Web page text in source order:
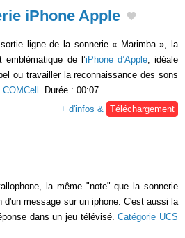
iPhone Apple
ligne de la sonnerie « Marimba », la
emblématique de l’iPhone d’Apple, idéale
ou travailler la reconnaissance des sons
COMCell
. Durée : 00:07.
+ d'infos &
Téléchargement
la même "note" que la sonnerie
d'un message sur un iphone. C'est aussi la
dans un jeu télévisé.Catégorie UCS